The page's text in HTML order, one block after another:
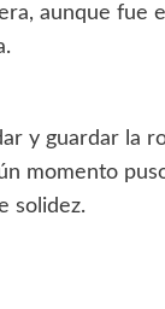
aunque fue
y guardar la
momento
solidez.